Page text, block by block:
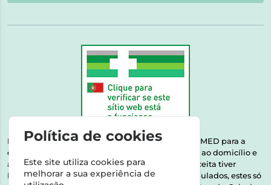
Esta farmácia encontra-se autorizada pelo INFARMED para a
dispensa de medicamentos e produtos de saúde ao domicílio e
através da internet. Medicamentos | Se na sua receita tiver
MSRM, MNSRM, MSRMV ou Medicamentos Manipulados, estes só
Política de cookies
Este site utiliza cookies para
melhorar a sua experiência de